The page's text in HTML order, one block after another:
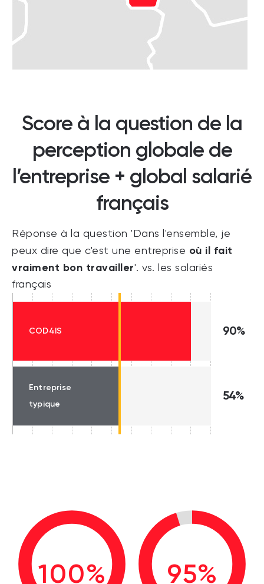
Score à la question de la
perception globale de
l’entreprise + global salarié
français
Réponse à la question 'Dans l'ensemble, je
peux dire que c'est une entreprise où il fait
vraiment bon travailler'. vs. les salariés
français
COD4IS 90%
Entreprise
typique
54%
100% 95%